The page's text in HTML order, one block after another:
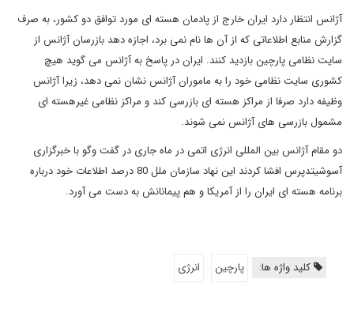
آژانس انتظار دارد ایران خارج از پادمان هسته ای مورد توافق دو کشور، به صرف
گزارش منابع اطلاعاتی که از آن ها نام نمی برد، اجازه دهد بازرسان آژانس از
سایت نظامی پارچین بازدید کنند. ایران در پاسخ به آژانس می گوید هیچ
کشوری سایت نظامی خود را به ماموران آژانس نشان نمی دهد، زیرا آژانس
وظیفه دارد صرفا از مراکز هسته ای بازرسی کند و مراکز نظامی غیرهسته ای
مشمول بازرسی های آژانس نمی شوند.
دو مقام آژانس بین المللی انرژی اتمی در ماه جاری در گفت وگو با خبرگزاری
آسوشیتدپرس افشا کردند این نهاد سازمان ملل 80 درصد اطلاعات خود درباره
برنامه هسته ای ایران را از آمریکا و هم پیمانانش به دست می آورد.
کلید واژه ها: پارچین انرژی